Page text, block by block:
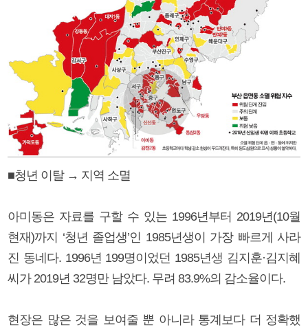
■청년 이탈 → 지역 소멸
아미동은 자료를 구할 수 있는 1996년부터 2019년(10월
현재)까지 ‘청년 졸업생’인 1985년생이 가장 빠르게 사라
진 동네다. 1996년 199명이었던 1985년생 김지훈·김지혜
씨가 2019년 32명만 남았다. 무려 83.9%의 감소율이다.
현장은 많은 것을 보여줄 뿐 아니라 통계보다 더 정확했